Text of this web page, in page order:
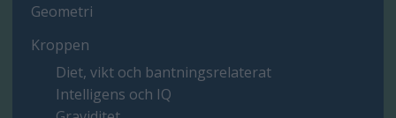
Geometri
Kroppen
Diet, vikt och bantningsrelaterat
Intelligens och IQ